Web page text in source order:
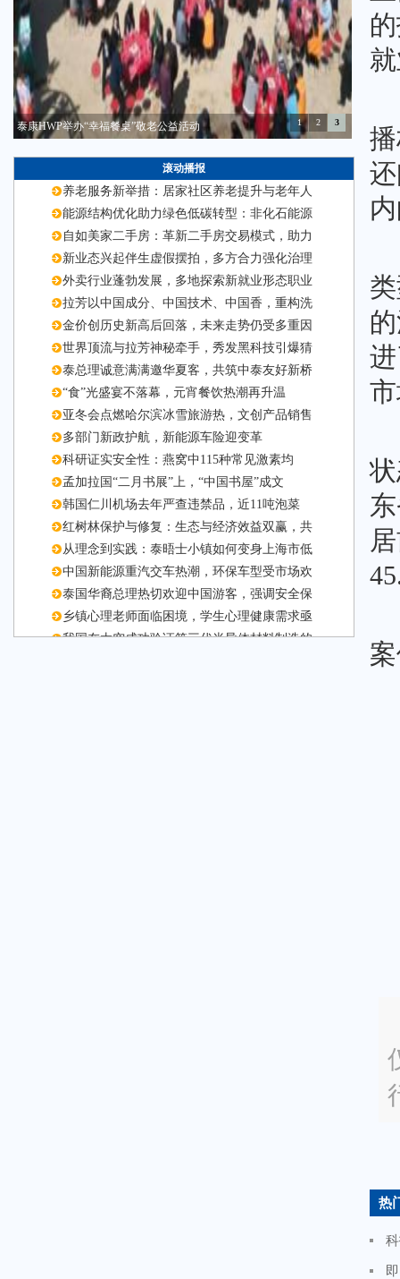
这个冬天不太冷！千名外卖员欢聚海底捞，共享冬日暖心 1 2 3
滚动播报
养老服务新举措：居家社区养老提升与老年人
能源结构优化助力绿色低碳转型：非化石能源
自如美家二手房：革新二手房交易模式，助力
新业态兴起伴生虚假摆拍，多方合力强化治理
外卖行业蓬勃发展，多地探索新就业形态职业
拉芳以中国成分、中国技术、中国香，重构洗
金价创历史新高后回落，未来走势仍受多重因
世界顶流与拉芳神秘牵手，秀发黑科技引爆猜
泰总理诚意满满邀华夏客，共筑中泰友好新桥
“食”光盛宴不落幕，元宵餐饮热潮再升温
亚冬会点燃哈尔滨冰雪旅游热，文创产品销售
多部门新政护航，新能源车险迎变革
科研证实安全性：燕窝中115种常见激素均
孟加拉国“二月书展”上，“中国书屋”成文
韩国仁川机场去年严查违禁品，近11吨泡菜
红树林保护与修复：生态与经济效益双赢，共
从理念到实践：泰晤士小镇如何变身上海市低
中国新能源重汽交车热潮，环保车型受市场欢
泰国华裔总理热切欢迎中国游客，强调安全保
乡镇心理老师面临困境，学生心理健康需求亟
我国在太空成功验证第三代半导体材料制造的
热